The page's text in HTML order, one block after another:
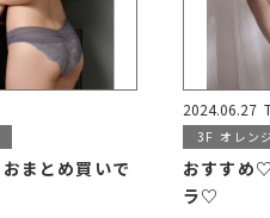
まとめ買いで
2024.06.27
3F オレン
おすすめ
ラ♡